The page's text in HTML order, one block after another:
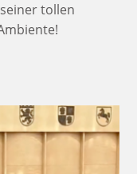
tollen